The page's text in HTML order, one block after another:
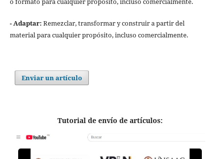
- Adaptar: Remezclar, transformar y construir a partir del
material para cualquier propósito, incluso comercialmente.
Enviar un artículo
Tutorial de envío de artículos: